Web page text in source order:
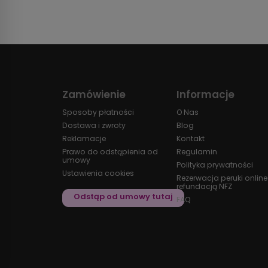
Zamówienie
Sposoby płatności
Dostawa i zwroty
Reklamacje
Prawo do odstąpienia od
umowy
Ustawienia cookies
Informacje
O Nas
Blog
Kontakt
Regulamin
Polityka prywatności
Rezerwacja peruki online
refundacją NFZ
FAQ